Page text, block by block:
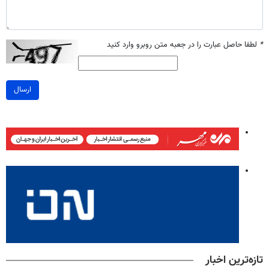
* لطفا حاصل عبارت را در جعبه متن روبرو وارد کنید
ارسال
تازه‌ترین اخبار